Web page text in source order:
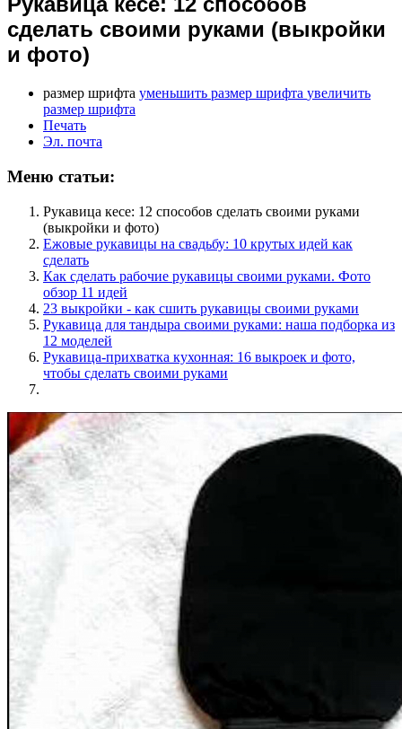
сделать своими руками (выкройки
и фото)
размер шрифта уменьшить размер шрифта увеличить
размер шрифта
Печать
Эл. почта
Меню статьи:
Рукавица кесе: 12 способов сделать своими руками
(выкройки и фото)
Ежовые рукавицы на свадьбу: 10 крутых идей как
сделать
Как сделать рабочие рукавицы своими руками. Фото
обзор 11 идей
23 выкройки - как сшить рукавицы своими руками
Рукавица для тандыра своими руками: наша подборка из
12 моделей
Рукавица-прихватка кухонная: 16 выкроек и фото,
чтобы сделать своими руками